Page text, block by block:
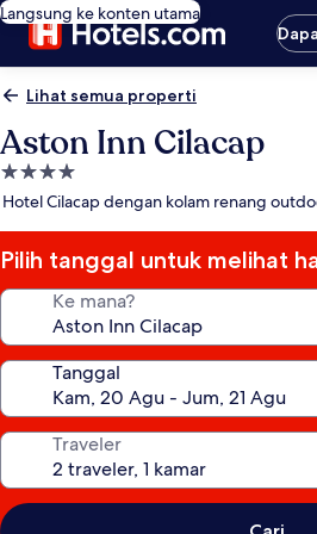
Langsung ke konten utama
Lihat semua properti
Aston Inn Cilacap
Properti
bintang
Hotel Cilacap dengan kolam renang
Pilih tanggal untuk melihat
Ke mana?
Tanggal
Traveler